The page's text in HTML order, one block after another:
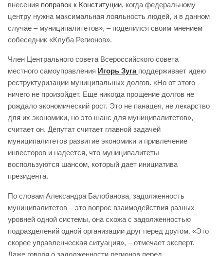
внесения поправок к Конституции, когда федеральному
центру нужна максимальная лояльность людей, и в данном
случае – муниципалитетов», – поделился своим мнением
собеседник «Клуба Регионов».
Член Центрального совета Всероссийского совета
местного самоуправления Игорь Зуга поддерживает идею
реструктуризации муниципальных долгов. «Но от этого
ничего не произойдет. Еще никогда прощение долгов не
рождало экономический рост. Это не панацея, не лекарство
для их экономики, но это шанс для муниципалитетов», –
считает он. Депутат считает главной задачей
муниципалитетов развитие экономики и привлечение
инвесторов и надеется, что муниципалитеты
воспользуются шансом, который дает инициатива
президента.
По словам Александра Балобанова, задолженность
муниципалитетов – это вопрос взаимодействия разных
уровней одной системы, она схожа с задолженностью
подразделений одной организации друг перед другом. «Это
скорее управленческая ситуация», – отмечает эксперт.
Даже говоря о задолженности регионов перед